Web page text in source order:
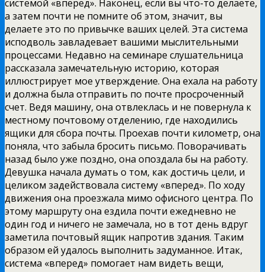
системой «вперед». Наконец, если вы что-то делаете,
а затем почти не помните об этом, значит, вы
делаете это по привычке ваших целей. Эта система
исподволь завладевает вашими мыслительными
процессами. Недавно на семинаре слушательница
рассказала замечательную историю, которая
иллюстрирует мое утверждение. Она ехала на работу
и должна была отправить по почте просроченный
счет. Ведя машину, она отвлеклась и не повернула к
местному почтовому отделению, где находились
ящики для сбора почты. Проехав почти километр, она
поняла, что забыла бросить письмо. Поворачивать
назад было уже поздно, она опоздала бы на работу.
Девушка начала думать о том, как достичь цели, и
целиком задействовала систему «вперед». По ходу
движения она проезжала мимо офисного центра. По
этому маршруту она ездила почти ежедневно не
один год и ничего не замечала, но в тот день вдруг
заметила почтовый ящик напротив здания. Таким
образом ей удалось выполнить задуманное. Итак,
система «вперед» помогает нам видеть вещи,